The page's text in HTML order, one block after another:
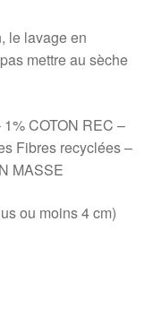
le lavage en
mettre au sèche
COTON REC –
Fibres recyclées –
MASSE
ou moins 4 cm)